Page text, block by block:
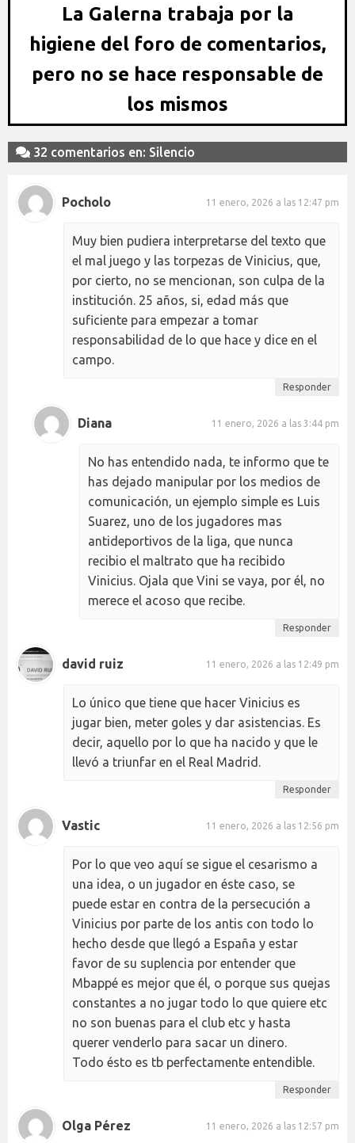
La Galerna trabaja por la
higiene del foro de comentarios,
pero no se hace responsable de
los mismos
32 comentarios en: Silencio
Pocholo 11 enero, 2026 a las 12:47 pm
Muy bien pudiera interpretarse del texto que
el mal juego y las torpezas de Vinicius, que,
por cierto, no se mencionan, son culpa de la
institución. 25 años, si, edad más que
suficiente para empezar a tomar
responsabilidad de lo que hace y dice en el
campo.
Responder
Diana 11 enero, 2026 a las 3:44 pm
No has entendido nada, te informo que te
has dejado manipular por los medios de
comunicación, un ejemplo simple es Luis
Suarez, uno de los jugadores mas
antideportivos de la liga, que nunca
recibio el maltrato que ha recibido
Vinicius. Ojala que Vini se vaya, por él, no
merece el acoso que recibe.
Responder
david ruiz 11 enero, 2026 a las 12:49 pm
Lo único que tiene que hacer Vinicius es
jugar bien, meter goles y dar asistencias. Es
decir, aquello por lo que ha nacido y que le
llevó a triunfar en el Real Madrid.
Responder
Vastic 11 enero, 2026 a las 12:56 pm
Por lo que veo aquí se sigue el cesarismo a
una idea, o un jugador en éste caso, se
puede estar en contra de la persecución a
Vinicius por parte de los antis con todo lo
hecho desde que llegó a España y estar
favor de su suplencia por entender que
Mbappé es mejor que él, o porque sus quejas
constantes a no jugar todo lo que quiere etc
no son buenas para el club etc y hasta
querer venderlo para sacar un dinero.
Todo ésto es tb perfectamente entendible.
Responder
Olga Pérez 11 enero, 2026 a las 12:57 pm